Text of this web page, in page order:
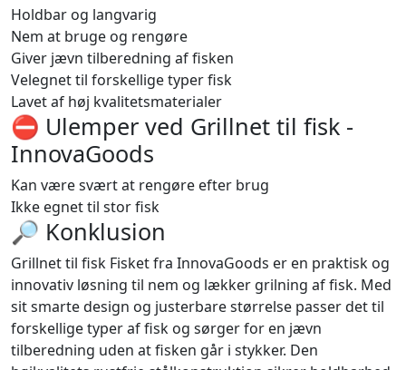
Holdbar og langvarig
Nem at bruge og rengøre
Giver jævn tilberedning af fisken
Velegnet til forskellige typer fisk
Lavet af høj kvalitetsmaterialer
⛔️ Ulemper ved Grillnet til fisk -
InnovaGoods
Kan være svært at rengøre efter brug
Ikke egnet til stor fisk
🔎 Konklusion
Grillnet til fisk Fisket fra InnovaGoods er en praktisk og
innovativ løsning til nem og lækker grilning af fisk. Med
sit smarte design og justerbare størrelse passer det til
forskellige typer af fisk og sørger for en jævn
tilberedning uden at fisken går i stykker. Den